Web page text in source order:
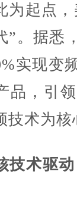
起点，
”。据悉
实现变
品，引
技术为
术驱动